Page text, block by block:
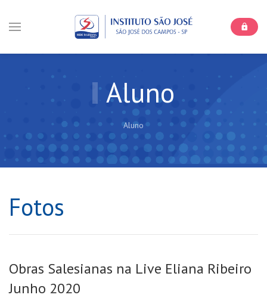
Aluno
Aluno
Fotos
Obras Salesianas na Live Eliana Ribeiro
Junho 2020